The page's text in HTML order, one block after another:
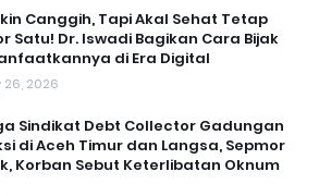
Canggih, Tapi Akal Sehat Tetap
Satu! Dr. Iswadi Bagikan Cara Bijak
di Era Digital
26, 2026
Sindikat Debt Collector Gadungan
di Aceh Timur dan Langsa, Sepmor
Korban Sebut Keterlibatan Oknum